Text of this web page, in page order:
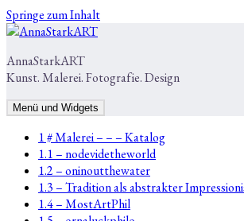
Springe zum Inhalt
AnnaStarkART
Kunst. Malerei. Fotografie. Design
Menü und Widgets
1 # Malerei – – – Katalog
1.1 – nodevidetheworld
1.2 – oninoutthewater
1.3 – Tradition als abstrakter
1.4 – MostArtPhil